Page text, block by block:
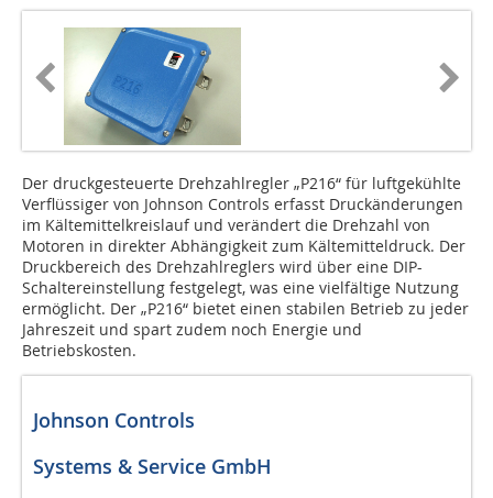
Der druckgesteuerte Drehzahlregler „P216“ für luftgekühlte
Verflüssiger von Johnson Controls erfasst Druckänderungen
im Kältemittelkreislauf und verändert die Drehzahl von
Motoren in direkter Abhängigkeit zum Kältemitteldruck. Der
Druckbereich des Drehzahlreglers wird über eine DIP-
Schaltereinstellung festgelegt, was eine vielfältige Nutzung
ermöglicht. Der „P216“ bietet einen stabilen Betrieb zu jeder
Jahreszeit und spart zudem noch Energie und
Betriebskosten.
Johnson Controls
Systems & Service GmbH